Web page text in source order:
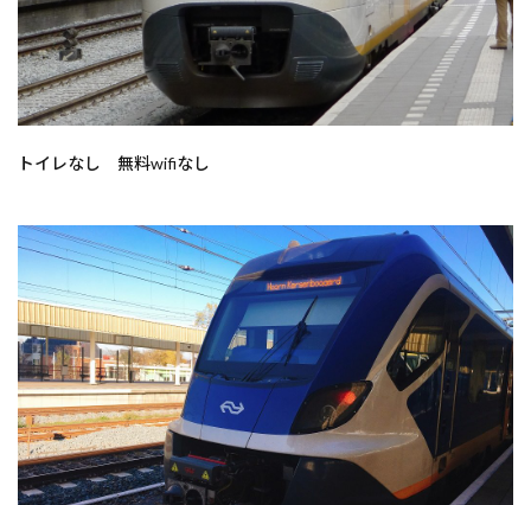
トイレなし 無料wifiなし